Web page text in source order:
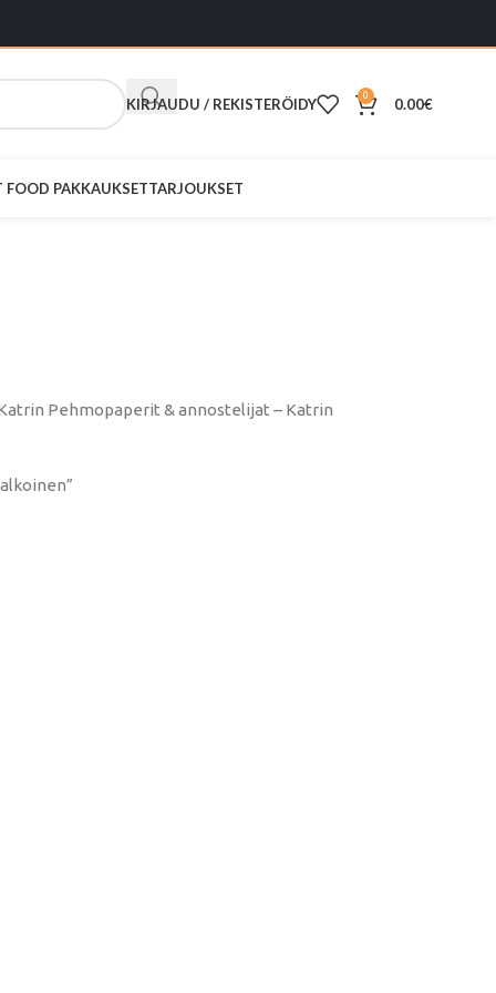
KIRJAUDU / REKISTERÖIDY 0 0.00€
FOOD PAKKAUKSETTARJOUKSET
Pehmopaperit & annostelijat – Katrin